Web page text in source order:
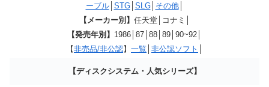
ーブル│ STG│ SLG│ その他│
【メーカー別】 任天堂│コナミ│
【発売年別】 1986│87│88│89│90~92│
【非売品/非公認】 一覧 非公認ソフト
【ディスクシステム・人気シリーズ】